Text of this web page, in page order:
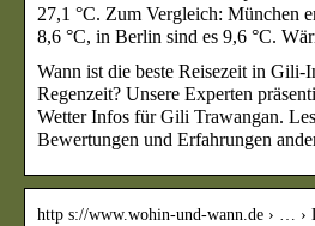
27,1 °C. Zum Vergleich: München
8,6 °C, in Berlin sind es 9,6 °C.
Wann ist die beste Reisezeit in Gili-
Regenzeit? Unsere Experten
Wetter Infos für Gili Trawangan.
Bewertungen und Erfahrungen
http s://www.wohin-und-wann.de › … ›